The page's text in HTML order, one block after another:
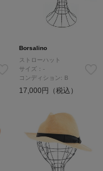
Borsalino
ストローハット
サイズ：-
コンディション: B
17,000円（税込）